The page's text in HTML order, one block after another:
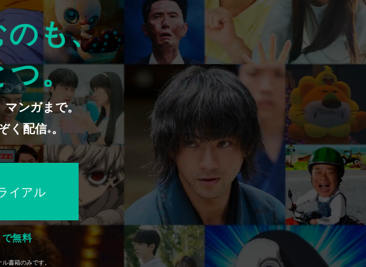
まずは31日間 無料トライアル
も、
つ。
ンガまで。
く配信※ 。
イアル
で無料
書籍のみです。